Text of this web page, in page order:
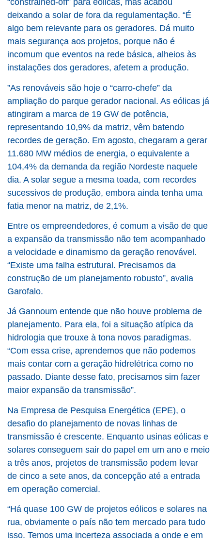
“constrained-off” para eólicas, mas acabou
deixando a solar de fora da regulamentação. “É
algo bem relevante para os geradores. Dá muito
mais segurança aos projetos, porque não é
incomum que eventos na rede básica, alheios às
instalações dos geradores, afetem a produção.
”As renováveis são hoje o “carro-chefe” da
ampliação do parque gerador nacional. As eólicas já
atingiram a marca de 19 GW de potência,
representando 10,9% da matriz, vêm batendo
recordes de geração. Em agosto, chegaram a gerar
11.680 MW médios de energia, o equivalente a
104,4% da demanda da região Nordeste naquele
dia. A solar segue a mesma toada, com recordes
sucessivos de produção, embora ainda tenha uma
fatia menor na matriz, de 2,1%.
Entre os empreendedores, é comum a visão de que
a expansão da transmissão não tem acompanhado
a velocidade e dinamismo da geração renovável.
“Existe uma falha estrutural. Precisamos da
construção de um planejamento robusto”, avalia
Garofalo.
Já Gannoum entende que não houve problema de
planejamento. Para ela, foi a situação atípica da
hidrologia que trouxe à tona novos paradigmas.
“Com essa crise, aprendemos que não podemos
mais contar com a geração hidrelétrica como no
passado. Diante desse fato, precisamos sim fazer
maior expansão da transmissão”.
Na Empresa de Pesquisa Energética (EPE), o
desafio do planejamento de novas linhas de
transmissão é crescente. Enquanto usinas eólicas e
solares conseguem sair do papel em um ano e meio
a três anos, projetos de transmissão podem levar
de cinco a sete anos, da concepção até a entrada
em operação comercial.
“Há quase 100 GW de projetos eólicos e solares na
rua, obviamente o país não tem mercado para tudo
isso. Temos uma incerteza associada a onde e em